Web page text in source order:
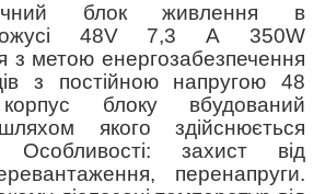
блок живлення в
48V7,3 А 350W
з метою енергозабезпечення
з постійною напругою 48
блоку вбудований
якого здійснюється
Особливості: захист від
перенапруги.